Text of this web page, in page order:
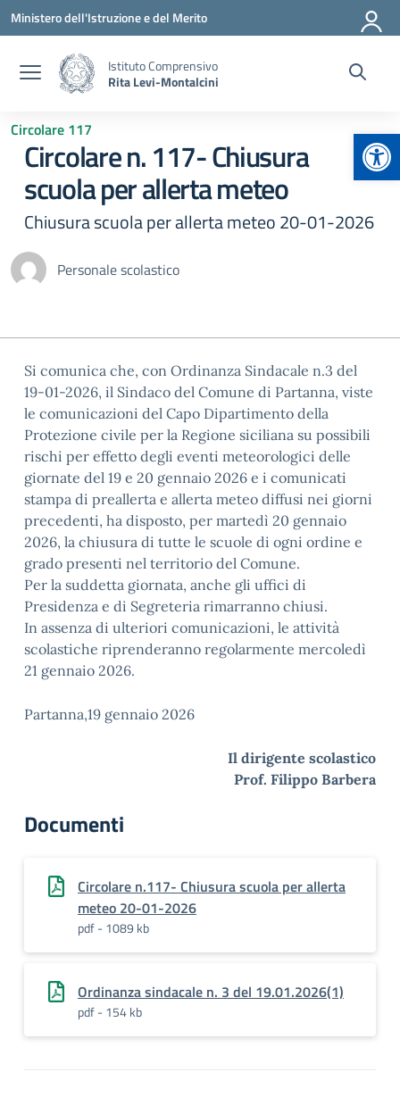
Vai ai contenuti
Vai al menu di navigazione
Vai al footer
Ministero dell'Istruzione e del Merito
Istituto Comprensivo
Rita Levi-Montalcini
Circolare 117
Circolare n. 117- Chiusura
scuola per allerta meteo
Chiusura scuola per allerta meteo 20-01-2026
Personale scolastico
Si comunica che, con Ordinanza Sindacale n.3 del
19-01-2026, il Sindaco del Comune di Partanna, viste
le comunicazioni del Capo Dipartimento della
Protezione civile per la Regione siciliana su possibili
rischi per effetto degli eventi meteorologici delle
giornate del 19 e 20 gennaio 2026 e i comunicati
stampa di preallerta e allerta meteo diffusi nei giorni
precedenti, ha disposto, per martedì 20 gennaio
2026, la chiusura di tutte le scuole di ogni ordine e
grado presenti nel territorio del Comune.
Per la suddetta giornata, anche gli uffici di
Presidenza e di Segreteria rimarranno chiusi.
In assenza di ulteriori comunicazioni, le attività
scolastiche riprenderanno regolarmente mercoledì
21 gennaio 2026.
Partanna,19 gennaio 2026
Il dirigente scolastico
Prof. Filippo Barbera
Documenti
Circolare n.117- Chiusura scuola per allerta
meteo 20-01-2026
pdf - 1089 kb
Ordinanza sindacale n. 3 del 19.01.2026(1)
pdf - 154 kb